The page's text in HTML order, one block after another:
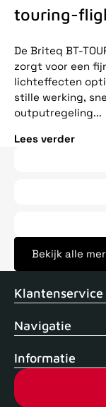
touring-
De Briteq BT-
zorgt voor een
lichteffecten
stille werking,
outputregeling...
Lees verder
Bekijk alle
Voor 15uur
Klantenservice
Navigatie
Informatie